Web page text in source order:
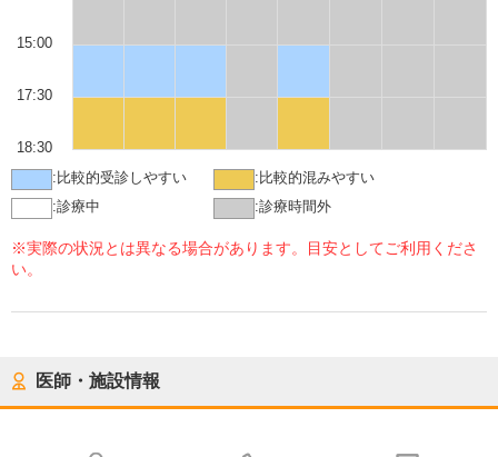
15:00
17:30
18:30
: 比較的受診しやすい : 比較的混みやすい
:診療中 :診療時間外
※実際の状況とは異なる場合があります。目安としてご利用くださ
い。
医師・施設情報